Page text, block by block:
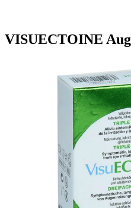
VISUECTOINE